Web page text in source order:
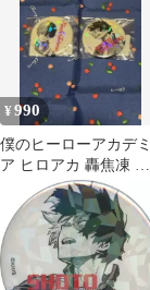
¥990
僕のヒーローアカデミ
ア ヒロアカ 轟焦凍 オ
ールスター缶バッジ